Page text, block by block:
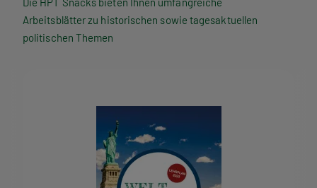
TArbeitsblätter zu historischen sowie tagesaktuellen
politischen Themen